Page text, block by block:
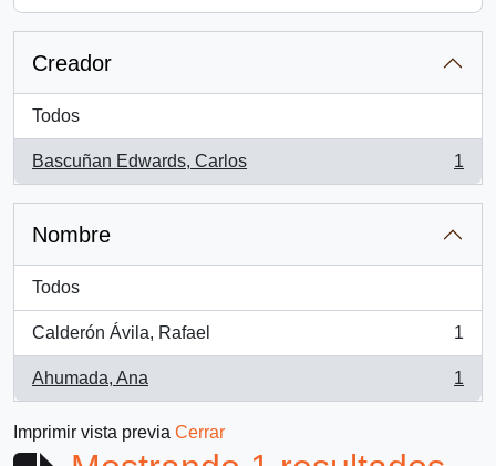
Creador
Todos
Bascuñan Edwards, Carlos
, 1 resultados
1
Nombre
Todos
Calderón Ávila, Rafael
, 1 resultados
1
Ahumada, Ana
, 1 resultados
1
Imprimir vista previa Cerrar